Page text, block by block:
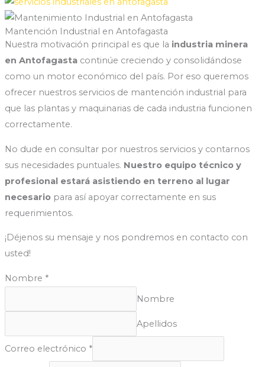
Mantención Industrial en Antofagasta
Nuestra motivación principal es que la industria minera
en Antofagastacontinúe creciendo y consolidándose
como un motor económico del país. Por eso queremos
ofrecer nuestros servicios de mantención industrial para
que las plantas y maquinarias de cada industria funcionen
correctamente.
No dude en consultar por nuestros servicios y contarnos
sus necesidades puntuales. Nuestro equipo técnico y
profesional estará asistiendo en terreno al lugar
necesariopara así apoyar correctamente en sus
requerimientos.
¡Déjenos su mensaje y nos pondremos en contacto con
usted!
Nombre *
Nombre
Apellidos
Correo electrónico *